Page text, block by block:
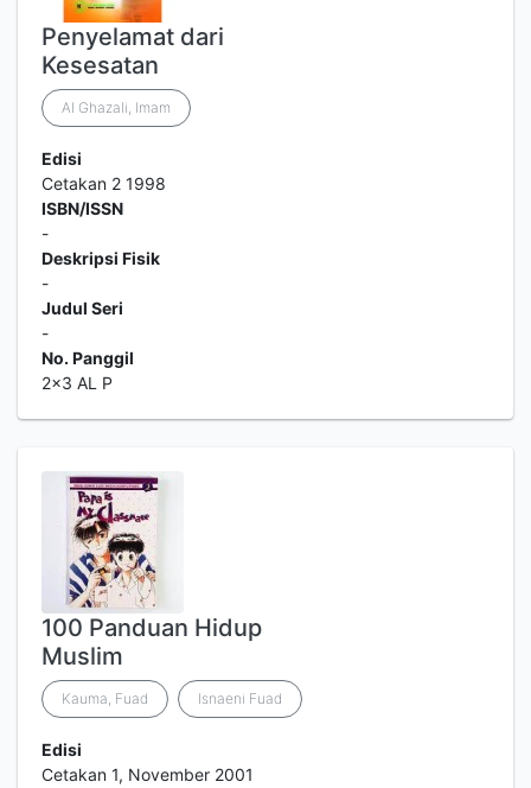
Penyelamat dari
Kesesatan
Al Ghazali, Imam
Edisi
Cetakan 2 1998
ISBN/ISSN
-
Deskripsi Fisik
-
Judul Seri
-
No. Panggil
2x3 AL P
100 Panduan Hidup
Muslim
Kauma, Fuad Isnaeni Fuad
Edisi
Cetakan 1, November 2001